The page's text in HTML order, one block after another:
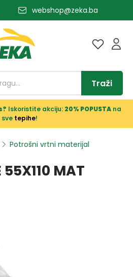
webshop@zeka.ba
Traži
Iskoristite akciju: 20% POPUSTAna
sve tepihe!
Potrošni vrtni materijal
55X110 MAT